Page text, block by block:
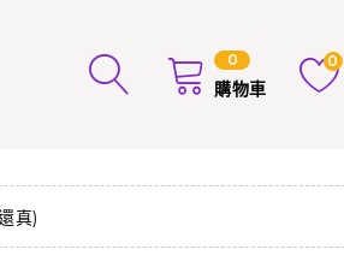
0
購物車
0
真)